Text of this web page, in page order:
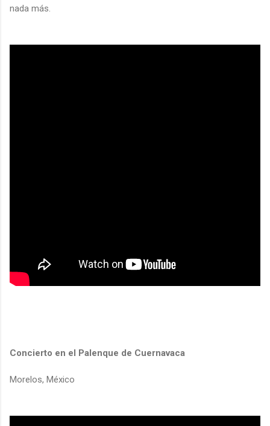
nada más.
Concierto en el Palenque de Cuernavaca
Morelos, México